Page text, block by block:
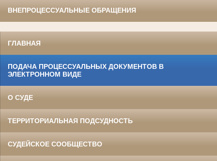
ВНЕПРОЦЕССУАЛЬНЫЕ ОБРАЩЕНИЯ
ГЛАВНАЯ
ПОДАЧА ПРОЦЕССУАЛЬНЫХ ДОКУМЕНТОВ В
ЭЛЕКТРОННОМ ВИДЕ
О СУДЕ
ТЕРРИТОРИАЛЬНАЯ ПОДСУДНОСТЬ
СУДЕЙСКОЕ СООБЩЕСТВО